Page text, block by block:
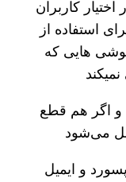
کاربران
استفاده از
هایی که
و اگر هم قطع
می‌شود
و ایمیل